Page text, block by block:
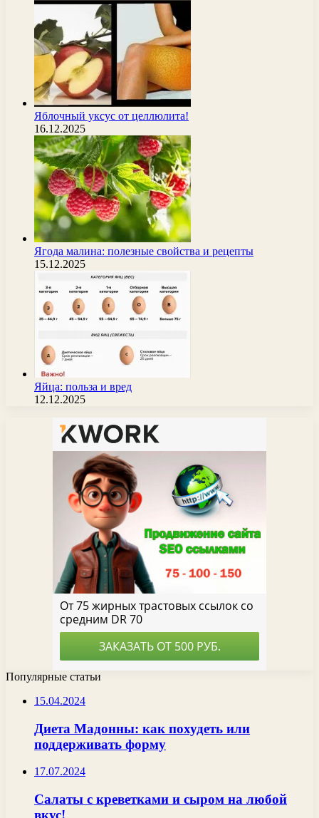
Яблочный уксус от целлюлита!
16.12.2025
Ягода малина: полезные свойства и рецепты
15.12.2025
Яйца: польза и вред
12.12.2025
Популярные статьи
15.04.2024
Диета Мадонны: как похудеть или
поддерживать форму
17.07.2024
Салаты с креветками и сыром на любой
вкус!